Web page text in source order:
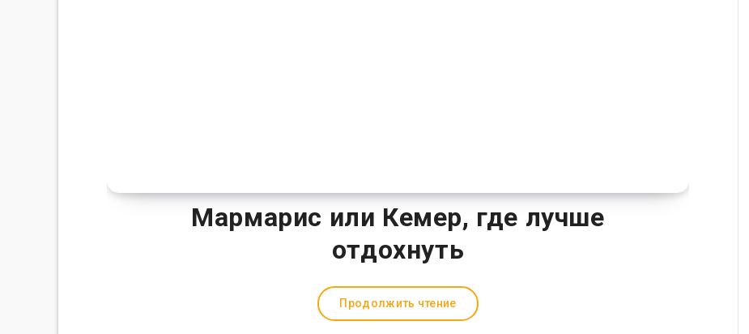
Мармарис или Кемер, где лучше
отдохнуть
Продолжить чтение